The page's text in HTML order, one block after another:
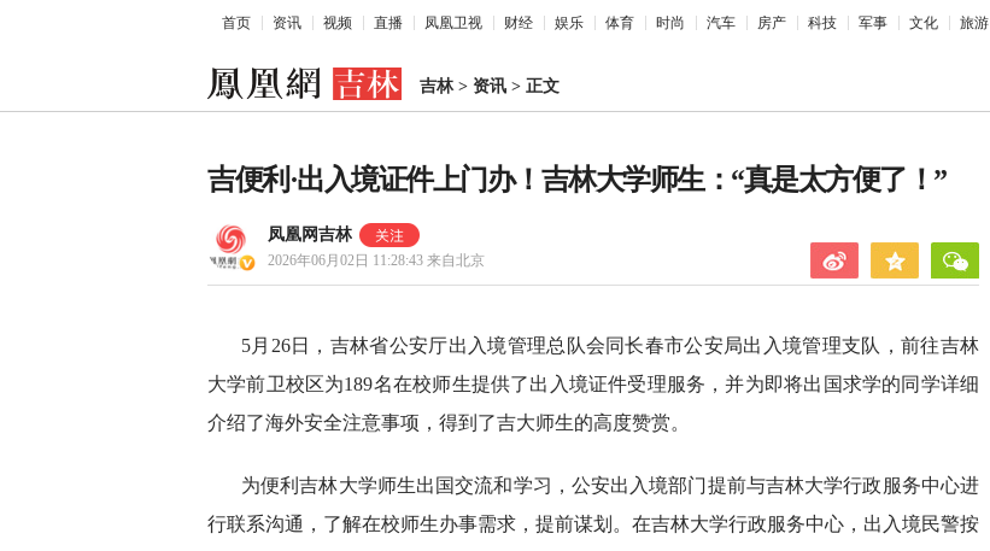
首页 资讯 视频 直播 凤凰卫视 财经 娱乐 体育 时尚 汽车 房产 科技 军事 文化 旅游
吉林> 资讯 > 正文
吉便利·出入境证件上门办！吉林大学师生：“真是太方便了！”
凤凰网吉林
2026年06月02日 11:28:43 来自北京
5月26日，吉林省公安厅出入境管理总队会同长春市公安局出入境管理支队，前往吉林
大学前卫校区为189名在校师生提供了出入境证件受理服务，并为即将出国求学的同学详细
介绍了海外安全注意事项，得到了吉大师生的高度赞赏。
为便利吉林大学师生出国交流和学习，公安出入境部门提前与吉林大学行政服务中心进
行联系沟通，了解在校师生办事需求，提前谋划。在吉林大学行政服务中心，出入境民警按